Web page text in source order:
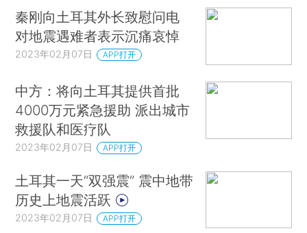
秦刚向土耳其外长致慰问电
对地震遇难者表示沉痛哀悼
2023年02月07日 APP打开
中方：将向土耳其提供首批
4000万元紧急援助 派出城市
救援队和医疗队
2023年02月07日 APP打开
土耳其一天“双强震” 震中地带
历史上地震活跃
2023年02月07日 APP打开